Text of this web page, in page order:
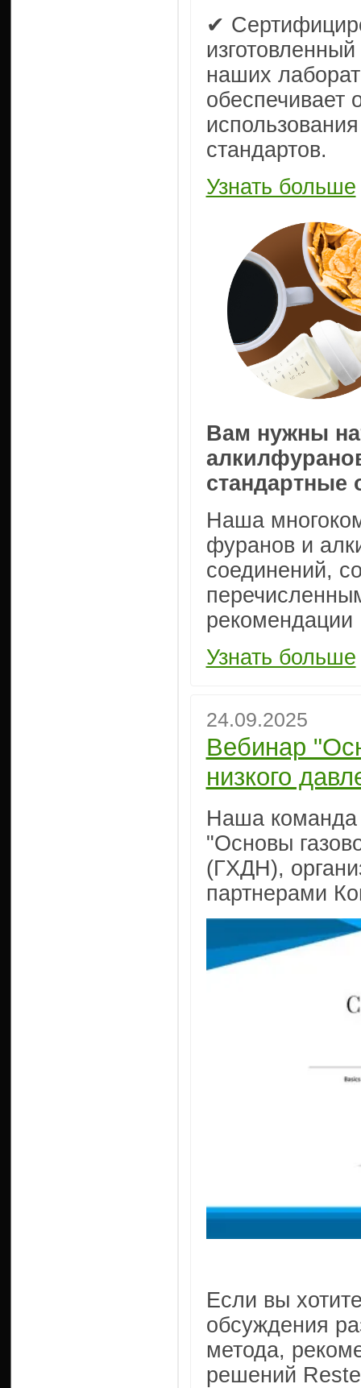
✔
наших
обеспечивает
стандартов.
Узнать больше
Вам нужны
стандартные
Наша
фуранов и
соединений,
Узнать больше
24.09.2025
Вебинар
низкого
Наша команда
"Основы
(ГХДН),
партнерами
Если вы
обсуждения
метода,
решений